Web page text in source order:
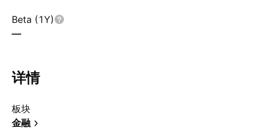
Beta (1Y)
—
详情
板块
金融